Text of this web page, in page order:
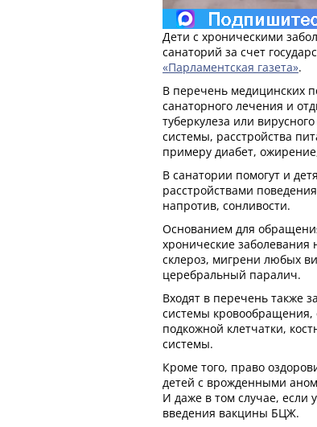
Дети с хроническими
санаторий за счет
«Парламентская газета».
В перечень медицинских
санаторного лечения и
туберкулеза или
системы, расстройства
примеру диабет,
В санатории помогут и
расстройствами
напротив, сонливости.
Основанием для
хронические
склероз, мигрени любых
церебральный паралич.
Входят в перечень также
системы
подкожной клетчатки,
системы.
Кроме того, право
детей с врожденными
И даже в том случае, если
введения вакцины БЦЖ.